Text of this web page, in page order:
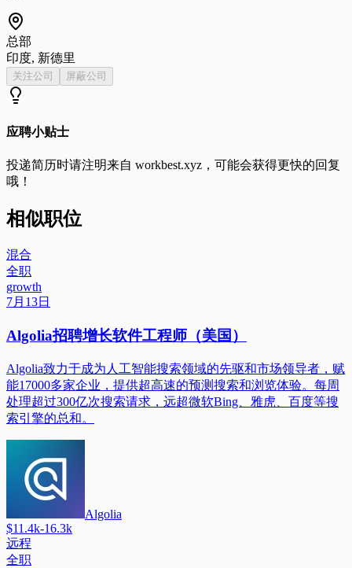
总部
印度, 新德里
关注公司 屏蔽公司
应聘小贴士
投递简历时请注明来自 workbest.xyz ，可能会获得更快的回复
哦！
相似职位
混合
全职
growth
7月13日
Algolia招聘增长软件工程师（美国）
Algolia致力于成为人工智能搜索领域的先驱和市场领导者，赋
能17000多家企业，提供超高速的预测搜索和浏览体验。每周
处理超过300亿次搜索请求，远超微软Bing、雅虎、百度等搜
索引擎的总和。
Algolia
$11.4k-16.3k
远程
全职